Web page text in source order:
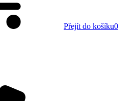
Přejít do košíku0